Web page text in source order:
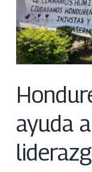
ayuda